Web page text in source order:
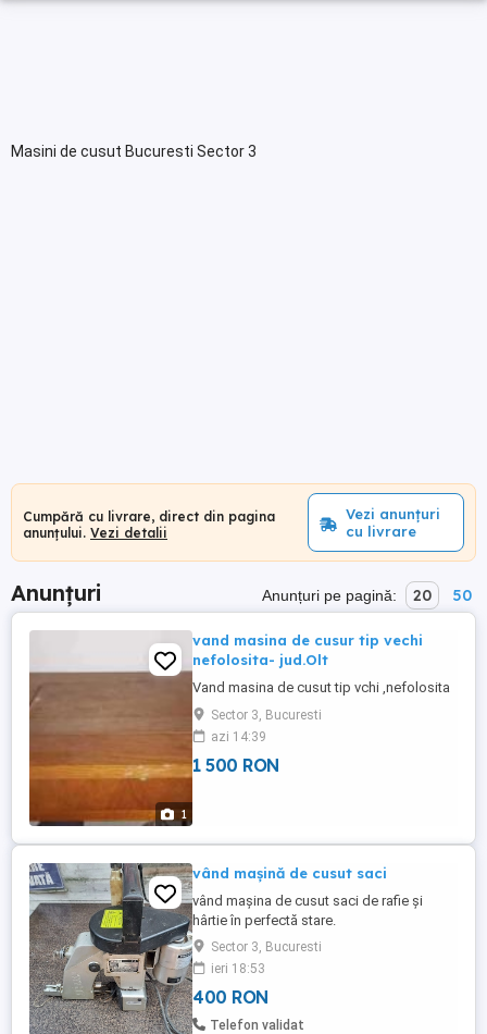
Masini de cusut Bucuresti Sector 3
Cumpără cu livrare, direct din pagina
anunțului. Vezi detalii
Vezi anunțuri
cu livrare
Anunțuri Anunțuri pe pagină: 20 50
1
vand masina de cusur tip vechi
nefolosita- jud.Olt
Vand masina de cusut tip vchi ,nefolosita
Sector 3, Bucuresti
azi 14:39
1 500 RON
vând mașină de cusut saci
vând mașina de cusut saci de rafie și
hârtie în perfectă stare.
Sector 3, Bucuresti
ieri 18:53
400 RON
Telefon validat